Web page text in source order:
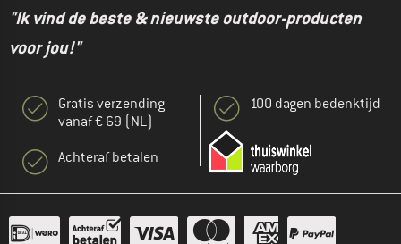
"Ik vind de beste & nieuwste outdoor-producten
voor jou!"
Gratis verzending
vanaf € 69 (NL)
Achteraf betalen
100 dagen bedenktijd